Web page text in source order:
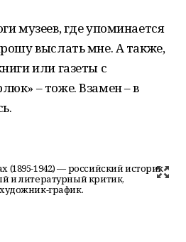
музеев, где упоминается
выслать мне. А также,
или газеты с
– тоже. Взамен – в
(1895-1942) — российский историк
и литературный критик,
график.